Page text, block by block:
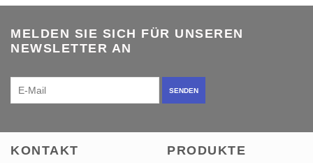
NEWSLETTER AN
KONTAKT
Impressum
PRODUKTE
Alle Produkte